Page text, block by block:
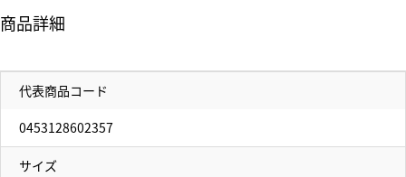
商品詳細
代表商品コード
0453128602357
サイズ